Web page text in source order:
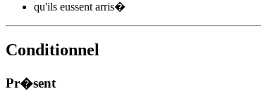
qu'ils eussent arris�
Conditionnel
Pr�sent